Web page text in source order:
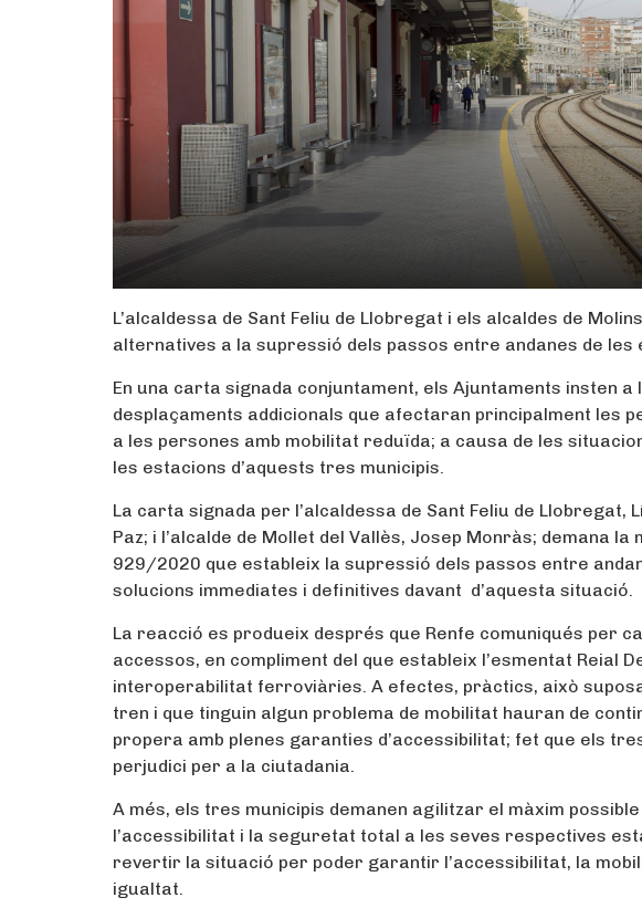
L’alcaldessa de Sant Feliu de Llobregat i els alcaldes de
alternatives a la supressió dels passos entre andanes de
En una carta signada conjuntament, els Ajuntaments insten
desplaçaments addicionals que afectaran principalment les
a les persones amb mobilitat reduïda; a causa de les
les estacions d’aquests tres municipis.
La carta signada per l’alcaldessa de Sant Feliu de Llobregat,
Paz; i l’alcalde de Mollet del Vallès, Josep Monràs; demana
929/2020 que estableix la supressió dels passos entre
solucions immediates i definitives davant d’aquesta situació.
La reacció es produeix després que Renfe comuniqués per
accessos, en compliment del que estableix l’esmentat Reial
interoperabilitat ferroviàries. A efectes, pràctics, això
tren i que tinguin algun problema de mobilitat hauran de
propera amb plenes garanties d’accessibilitat; fet que els
perjudici per a la ciutadania.
A més, els tres municipis demanen agilitzar el màxim
l’accessibilitat i la seguretat total a les seves respectives
revertir la situació per poder garantir l’accessibilitat, la
igualtat.